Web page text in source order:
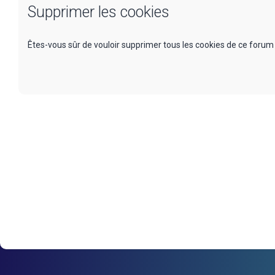
Supprimer les cookies
Êtes-vous sûr de vouloir supprimer tous les cookies de ce forum